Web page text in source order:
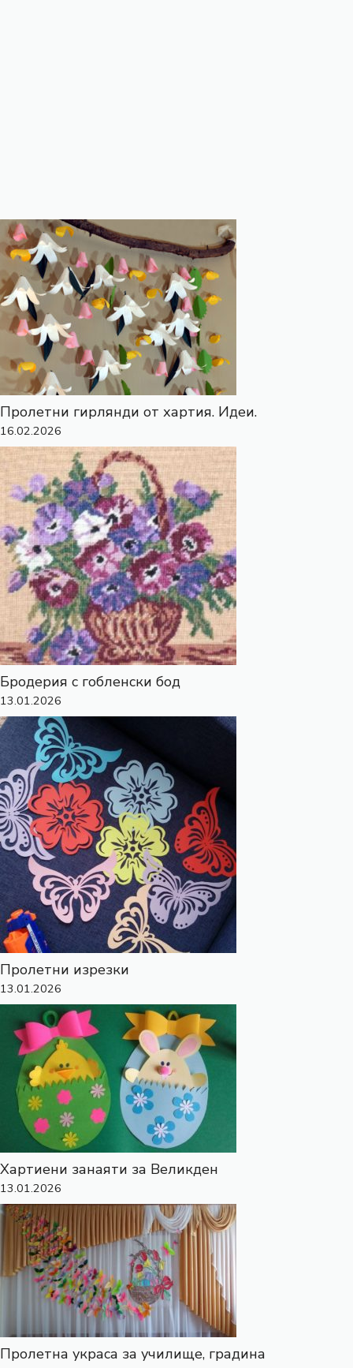
Пролетни гирлянди от хартия. Идеи.
16.02.2026
Бродерия с гобленски бод
13.01.2026
Пролетни изрезки
13.01.2026
Хартиени занаяти за Великден
13.01.2026
Пролетна украса за училище, градина